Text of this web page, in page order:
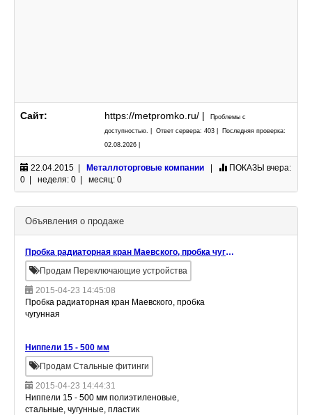
Сайт: https://metpromko.ru/ |
Проблемы с
доступностью. | Ответ сервера: 403 | Последняя проверка:
02.08.2026 |
22.04.2015 | Металлоторговые компании ПОКАЗЫ вчера:
0 | неделя: 0 | месяц: 0
Объявления о продаже
Пробка радиаторная кран Маевского, пробка чугунная
Продам Переключающие устройства
2015-04-23 14:45:08
Пробка радиаторная кран Маевского, пробка
чугунная
Ниппели 15 - 500 мм
Продам Стальные фитинги
2015-04-23 14:44:31
Ниппели 15 - 500 мм полиэтиленовые,
стальные, чугунные, пластик